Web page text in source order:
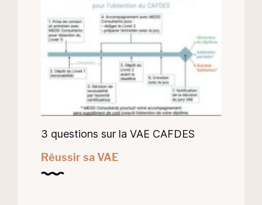
3 questions sur la VAE CAFDES
Réussir sa VAE